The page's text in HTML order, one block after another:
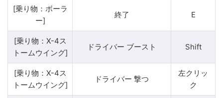
[乗り物：ボーラ
ー]
終了 E
[乗り物：X-4ス
トームウイング]
ドライバー ブースト Shift
[乗り物：X-4ス
トームウイング]
ドライバー 撃つ
左クリッ
ク